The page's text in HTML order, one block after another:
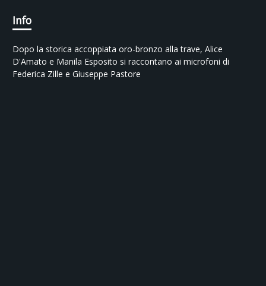
Info
Dopo la storica accoppiata oro-bronzo alla trave, Alice
D'Amato e Manila Esposito si raccontano ai microfoni di
Federica Zille e Giuseppe Pastore